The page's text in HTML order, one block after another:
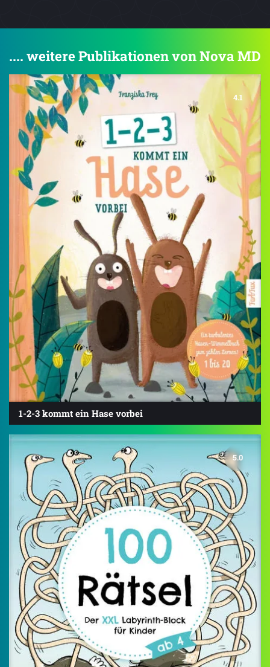
.... weitere Publikationen von Nova MD
4.1
1-2-3 kommt ein Hase vorbei
5.0